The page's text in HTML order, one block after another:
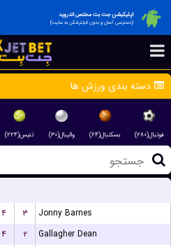
اپلیکیشن جت بت مختص اندروید
(دسترسی آسان و بدون فیلترشکن به سایت)
دسته بندی ورزش ها
فوتبال(۲۸۰) بسکتبال(۶۴) والیبال(۳۰) تنیس(۲۲۴)
۴ ۳
Jonny Barnes
۴ ۲
Gallagher Dean